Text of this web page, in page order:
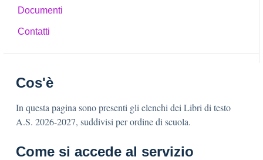
Documenti
Contatti
Cos'è
In questa pagina sono presenti gli elenchi dei Libri di testo
A.S. 2026-2027, suddivisi per ordine di scuola.
Come si accede al servizio